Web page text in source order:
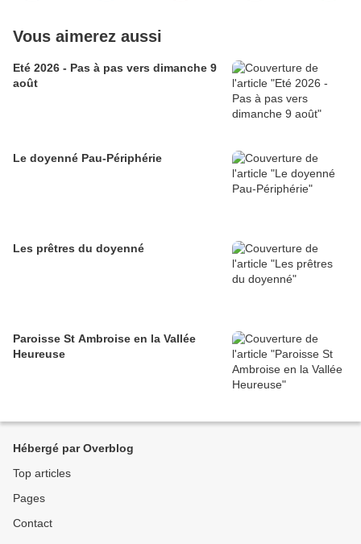
Vous aimerez aussi
Eté 2026 - Pas à pas vers dimanche 9
août
Le doyenné Pau-Périphérie
Les prêtres du doyenné
Paroisse St Ambroise en la Vallée
Heureuse
Hébergé par Overblog
Top articles
Pages
Contact